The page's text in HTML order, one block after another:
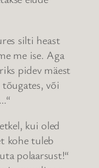
silti heast
me ise. Aga
pidev mäest
või
kui oled
kohe tuleb
polaarsust!“